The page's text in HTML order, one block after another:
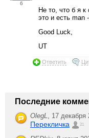
6
Не то, что б я
это и есть man
Good Luck,
UT
Ответить
Последние
OlegL 17
Перекличка 21